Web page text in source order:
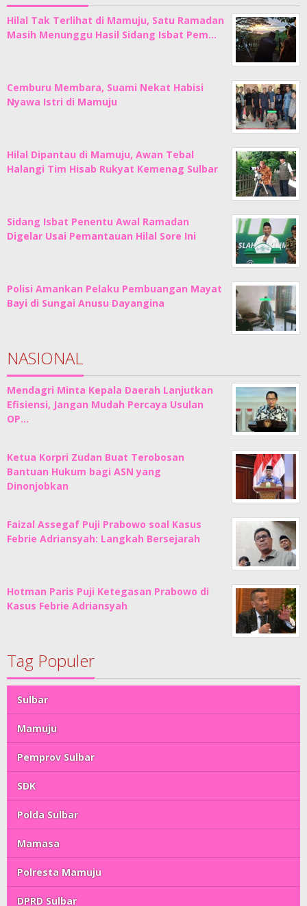
Hilal Tak Terlihat di Mamuju, Satu Ramadan
Masih Menunggu Hasil Sidang Isbat Pem…
Cemburu Membara, Suami Nekat Habisi
Nyawa Istri di Mamuju
Hilal Dipantau di Mamuju, Awan Tebal
Halangi Tim Hisab Rukyat Kemenag Sulbar
Sidang Isbat Penentu Awal Ramadan
Digelar Usai Pemantauan Hilal Sore Ini
Polisi Amankan Pelaku Pembuangan Mayat
Bayi di Sungai Anusu Dayangina
NASIONAL
Mendagri Minta Kepala Daerah Lanjutkan
Efisiensi, Jangan Mudah Percaya Usulan
OP…
Ketua Korpri Zudan Buat Terobosan
Bantuan Hukum bagi ASN yang
Dinonjobkan
Faizal Assegaf Puji Prabowo soal Kasus
Febrie Adriansyah: Langkah Bersejarah
Hotman Paris Puji Ketegasan Prabowo di
Kasus Febrie Adriansyah
Tag Populer
Sulbar
Mamuju
Pemprov Sulbar
SDK
Polda Sulbar
Mamasa
Polresta Mamuju
DPRD Sulbar